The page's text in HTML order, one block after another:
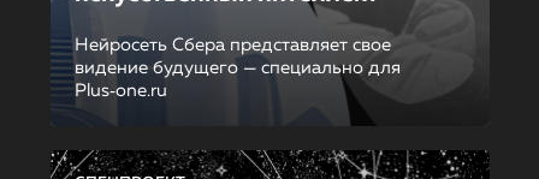
Нейросеть Сбера представляет свое
видение будущего — специально для
Plus‑one.ru